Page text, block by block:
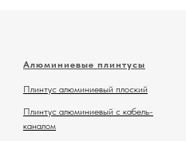
Алюминиевые плинтусы
Плинтус алюминиевый плоский
Плинтус алюминиевый с кабель-
каналом